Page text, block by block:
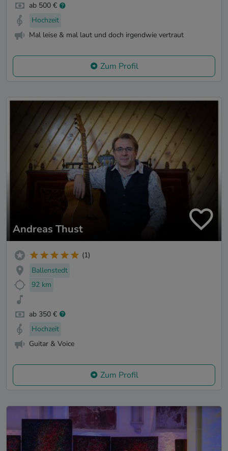
ab 500 €
Hochzeit
Mal leise & mal laut und doch irgendwie vertraut
Zum Profil
Andreas Thust
(1)
Ballenstedt
92 km
ab 350 €
Hochzeit
Guitar & Voice
Zum Profil